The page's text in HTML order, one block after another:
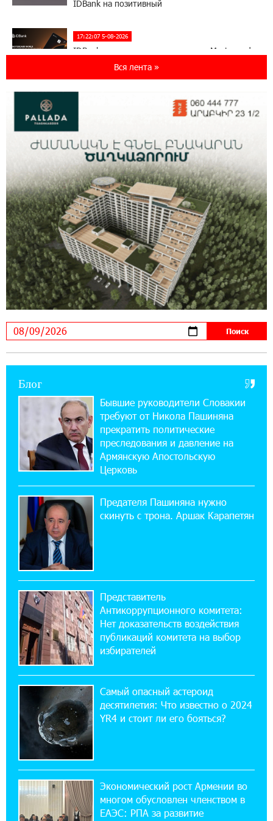
IDBank на позитивный
17:22:07 5-08-2026
IDBank представляет новую карту Mastercard
World с преимуществами для путешествий и
мониторинг дикой природы в Гнишике с
помощью солнечной энергии
14:56:01 5-08-2026
Ucom и FPWC обеспечат круглосуточный
мониторинг дикой природы в Гнишике с
помощью солнечной энергии
22:41:05 3-08-2026
Idram и IDBank - рядом со стартапами на
Seaside Startup Summit
10:12:55 3-08-2026
В мобильном приложении Юнибанка теперь
можно зарегистрироваться также с помощью
«Бесплатные бонусы в играх»: IDBank
предупреждает о кибератаках на школьников
11:21:15 31-07-2026
ЕАЭС со временем будет расширяться. Когда-
нибудь это поймёт и рядовой армянин, но
11:03:52 31-07-2026
Если Израиль использует тему Геноцида
армян против Эрдогана, то что для него
значит сам Геноцид?
ВТБ (Армения): вклад «Стабильный» — до
10% годовых и оформление в мобильном
приложении
17:03:49 30-07-2026
Платформа Rate.Trading на Seaside Startup
14:44:13 29-07-2026
Состоялось открытие Khachaturian Rooftop
при поддержке IDBank
18:38:18 28-07-2026
Пашинян ты упустил свой шанс уйти
спокойно. Аршак Карапетян
Вся лента »
Блог
Бывшие руководители Словакии
требуют от Никола Пашиняна
прекратить политические
преследования и давление на
Армянскую Апостольскую
Церковь
Предателя Пашиняна нужно
скинуть с трона. Аршак Карапетян
Представитель
Антикоррупционного комитета:
Нет доказательств воздействия
публикаций комитета на выбор
избирателей
Самый опасный астероид
десятилетия: Что известно о 2024
YR4 и стоит ли его бояться?
Экономический рост Армении во
многом обусловлен членством в
ЕАЭС: РПА за развитие